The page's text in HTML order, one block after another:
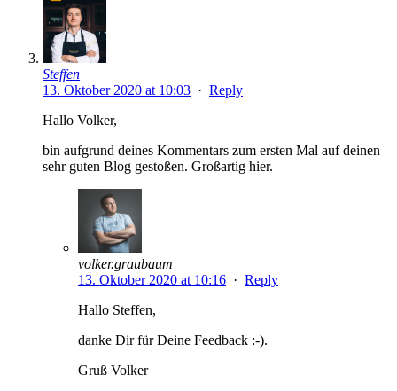
Steffen
13. Oktober 2020 at 10:03 · Reply
Hallo Volker,
bin aufgrund deines Kommentars zum ersten Mal auf deinen
sehr guten Blog gestoßen. Großartig hier.
volker.graubaum
13. Oktober 2020 at 10:16 · Reply
Hallo Steffen,
danke Dir für Deine Feedback :-).
Gruß Volker